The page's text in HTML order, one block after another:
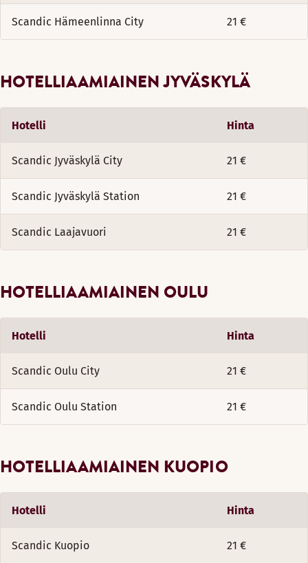
Scandic Hämeenlinna City 21 €
HOTELLIAAMIAINEN JYVÄSKYLÄ
Hotelli Hinta
Scandic Jyväskylä City 21 €
Scandic Jyväskylä Station 21 €
Scandic Laajavuori 21 €
HOTELLIAAMIAINEN OULU
Hotelli Hinta
Scandic Oulu City 21 €
Scandic Oulu Station 21 €
HOTELLIAAMIAINEN KUOPIO
Hotelli Hinta
Scandic Kuopio 21 €